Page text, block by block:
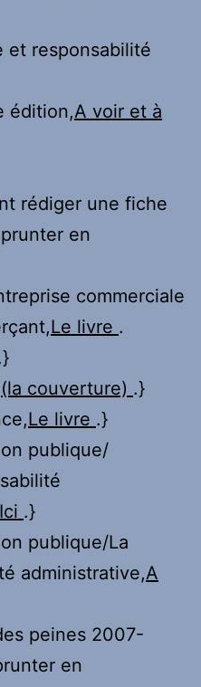
et responsabilité
édition,A voir et à
rédiger une fiche
en
commerciale
Le livre .
(la couverture) .}
Le livre .}
publique/
.}
publique/La
administrative,A
peines 2007-
en